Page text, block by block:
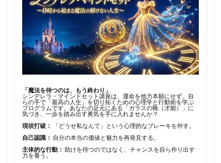
「魔法を待つのは、もう終わり」
シンデレラ・マインドセット講座は、運命を他力本願にせず、自
らの手で「最高の人生」を切り拓くための心理学と行動術を学ぶ
プログラムです。あなたの足元にある「ガラスの靴（才能）」に
気づき、一歩を踏み出す勇気を手に入れませんか？
現状打破：
「どうせ私なんて」という心理的なブレーキを外す。
自己認識： 自分の本当の価値と魅力を再発見する。
主体的な行動： 助けを待つのではなく、チャンスを自ら作り出す
力を養う。